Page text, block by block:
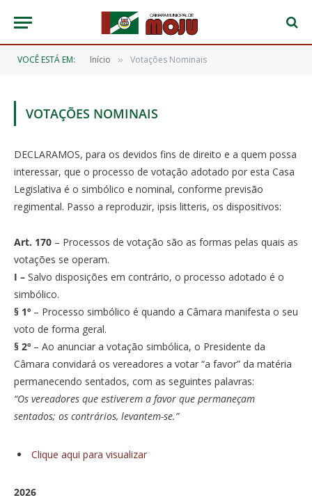
VOCÊ ESTÁ EM: Início » Votações Nominais
VOTAÇÕES NOMINAIS
DECLARAMOS, para os devidos fins de direito e a quem possa
interessar, que o processo de votação adotado por esta Casa
Legislativa é o simbólico e nominal, conforme previsão
regimental. Passo a reproduzir, ipsis litteris, os dispositivos:
Art. 170 – Processos de votação são as formas pelas quais as
votações se operam.
I – Salvo disposições em contrário, o processo adotado é o
simbólico.
§ 1º – Processo simbólico é quando a Câmara manifesta o seu
voto de forma geral.
§ 2º – Ao anunciar a votação simbólica, o Presidente da
Câmara convidará os vereadores a votar “a favor” da matéria
permanecendo sentados, com as seguintes palavras:
“Os vereadores que estiverem a favor que permaneçam
sentados; os contrários, levantem-se.”
Clique aqui para visualizar
2026